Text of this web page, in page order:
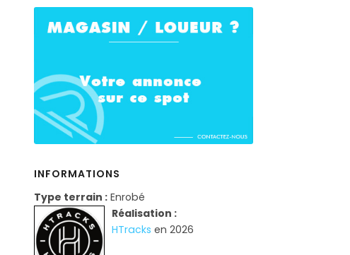
INFORMATIONS
Type terrain : Enrobé
Réalisation :
HTracks en 2026